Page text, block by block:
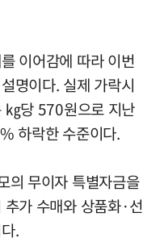
이어감에 따라 이번
명이다. 실제 가락시
㎏당 570원으로 지난
하락한 수준이다.
의 무이자 특별자금을
가 수매와 상품화·선
.